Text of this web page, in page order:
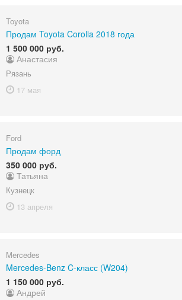
Toyota
Продам Toyota Corolla 2018 года
1 500 000 руб.
Анастасия
Рязань
17 мая
Ford
Продам форд
350 000 руб.
Татьяна
Кузнецк
13 апреля
Mercedes
Mercedes-Benz C-класс (W204)
1 150 000 руб.
Андрей